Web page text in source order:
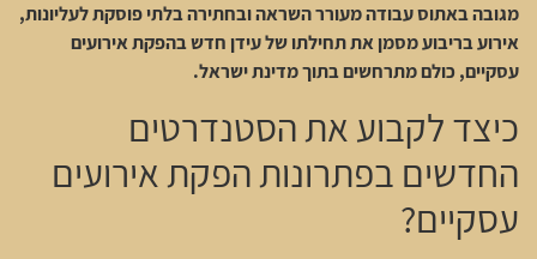
מגובה באתוס עבודה מעורר השראה ובחתירה בלתי פוסקת לעליונות,
אירוע בריבוע מסמן את תחילתו של עידן חדש בהפקת אירועים
עסקיים, כולם מתרחשים בתוך מדינת ישראל.
כיצד לקבוע את הסטנדרטים
החדשים בפתרונות הפקת אירועים
עסקיים?